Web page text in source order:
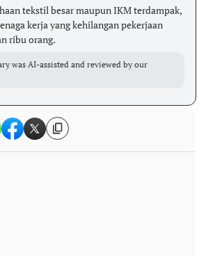
tekstil besar maupun IKM terdampak,
kerja yang kehilangan pekerjaan
ribu orang.
was AI-assisted and reviewed by our